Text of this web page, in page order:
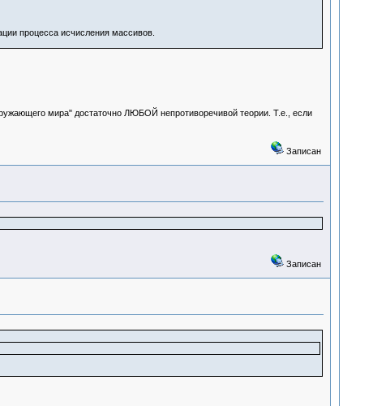
процесса исчисления массивов.
мира" достаточно ЛЮБОЙ непротиворечивой теории. Т.е., если
Записан
Записан